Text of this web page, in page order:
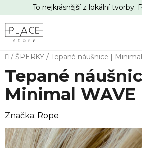
na
obsah
To nejkrásnější z lokální tvorby.
Domů
/ ŠPERKY / Tepané náušnice |
Tepané
Minimal WAVE
Značka: Rope